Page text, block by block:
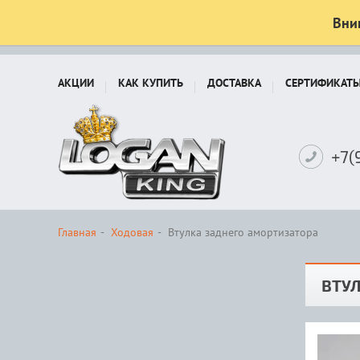
АКЦИИ КАК КУПИТЬ ДОСТАВКА
Главная Ходовая Втулка заднего амортизатора